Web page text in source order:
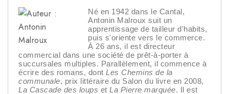
Né en 1942 dans le Cantal,
Antonin Malroux suit un
apprentissage de tailleur d'habits,
puis s'oriente vers le commerce.
À 26 ans, il est directeur
commercial dans une société de prêt-à-porter à
succursales multiples. Parallèlement, il commence à
écrire des romans, dont Les Chemins de la
communale, prix littéraire du Salon du livre en 2008,
La Cascade des loups et La Pierre marquée. Il est